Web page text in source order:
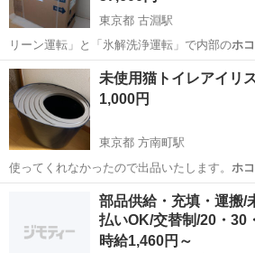
東京都 古淵駅
リーン運転」と「氷解洗浄運転」で内部のホ
コンパクトで設…
東京 町田市 古淵駅 季節、空調家電
未使用猫トイレアイリ
1,000円
東京都 方南町駅
使ってくれなかったので出品いたします。 ホ
ってからお渡しします…
杉並区 方南町駅 生活雑貨
部品供給・充填・運搬/
払いOK/交替制/20・30
時給1,460円～